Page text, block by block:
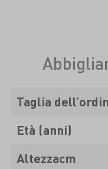
Taglia
Età (anni)
Altezzacm